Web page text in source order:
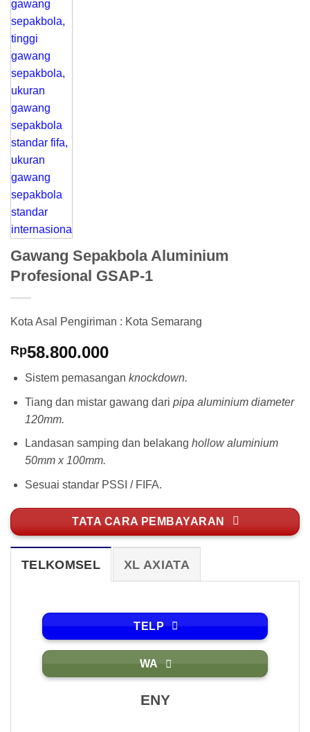
Gawang Sepakbola Aluminium
Profesional GSAP-1
Kota Asal Pengiriman : Kota Semarang
Rp58.800.000
Sistem pemasangan knockdown.
Tiang dan mistar gawang dari pipa aluminium diameter
120mm.
Landasan samping dan belakang hollow aluminium
50mm x 100mm.
Sesuai standar PSSI / FIFA.
TATA CARA PEMBAYARAN
TELKOMSEL XL AXIATA
TELP
WA
ENY